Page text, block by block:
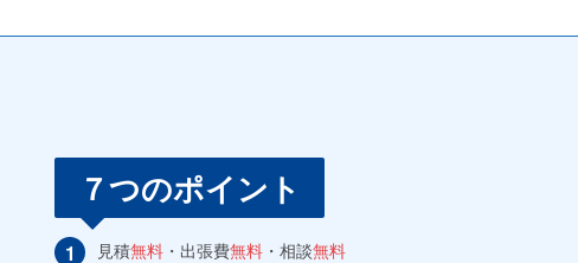
７つのポイント
見積無料 ・出張費無料 ・相談無料